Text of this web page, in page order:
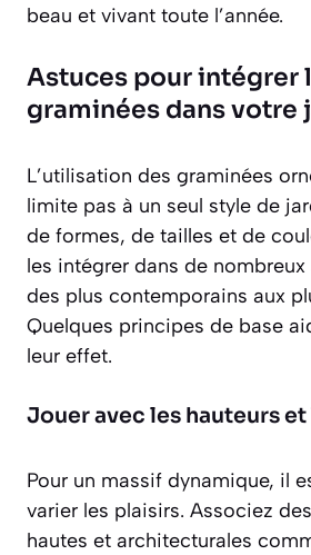
beau et vivant toute l’année.
Astuces pour intégrer
graminées dans votre
L’utilisation des graminées
limite pas à un seul style de
de formes, de tailles et de
les intégrer dans de
des plus contemporains aux
Quelques principes de base
leur effet.
Jouer avec les hauteurs
Pour un massif dynamique, il
varier les plaisirs. Associez
hautes et architecturales